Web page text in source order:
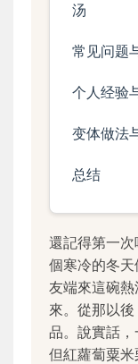
汤
常见问题
个人经验
变体做法
总结
還記得第一
個寒冷的冬
友端來這碗
來。從那以
品。說實話，
但紅蘿蔔粟